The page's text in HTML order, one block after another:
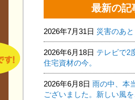
最新の記
2026年7月31日 災害のあ
2026年6月18日 テレビで2
住宅資材の今。
2026年6月8日 雨の中、本
ございました。新しい風